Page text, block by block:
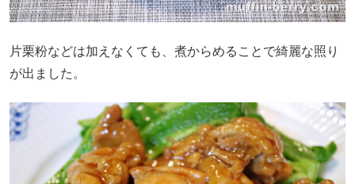
片栗粉などは加えなくても、煮からめることで綺麗な照り
が出ました。